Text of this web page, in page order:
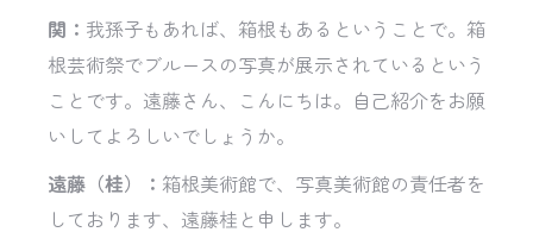
関： 我孫子もあれば、箱根もあるということで。箱
根芸術祭でブルースの写真が展示されているという
ことです。遠藤さん、こんにちは。自己紹介をお願
いしてよろしいでしょうか。
遠藤（桂）： 箱根美術館で、写真美術館の責任者を
しております、遠藤桂と申します。